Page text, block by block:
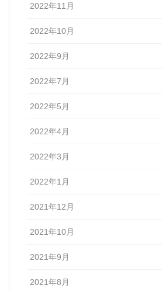
2022年11月
2022年10月
2022年9月
2022年7月
2022年5月
2022年4月
2022年3月
2022年1月
2021年12月
2021年10月
2021年9月
2021年8月